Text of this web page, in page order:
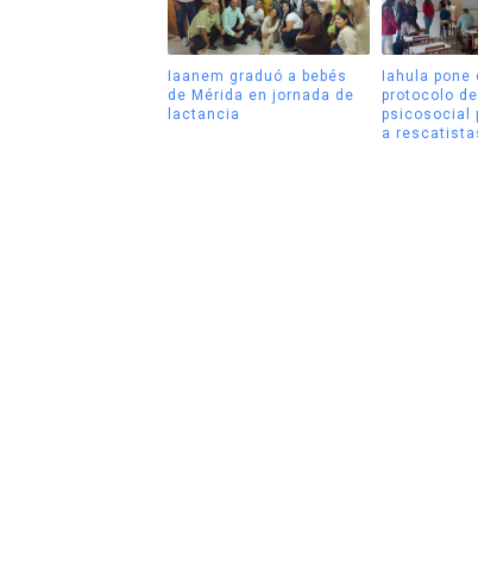
Iaanem graduó a bebés
de Mérida en jornada de
lactancia
Iahula pone
protocolo
psicosocial
a